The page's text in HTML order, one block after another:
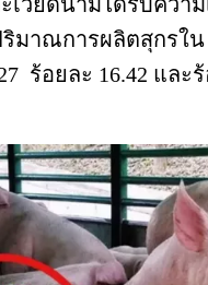
ริมาณการผลิตสุกรใน
ร้อยละ 16.42 และ